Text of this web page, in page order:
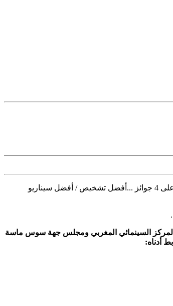
تنظم الدورة الثانية للمهرجان السينمائي الاورو أفريقي بدار الثقافة محمد خير الدين تيزنيت المغرب خلال 25.26.27. يونيو 2021 بمشاركة 12 دولة في تنافس على 4 جوائز ...أفضل تشخيص / أفضل سيناريو
المركز السينمائي المغربي ومجلس جهة سوس ماسة
أدناه: